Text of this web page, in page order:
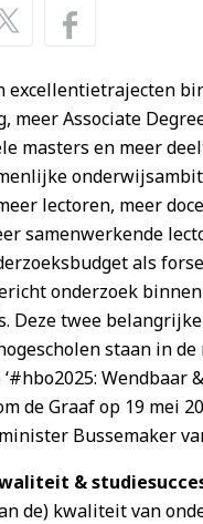
excellentietrajecten
meer Associate
masters en meer
lectoren, meer
samenwerkende
als
onderzoek
Deze twee
staan in
Wendbaar
de Graaf op 19 mei
Bussemaker
&
de) kwaliteit van